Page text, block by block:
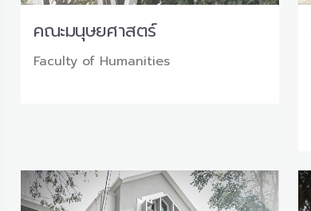
คณะมนุษยศาสตร์
Faculty of Humanities